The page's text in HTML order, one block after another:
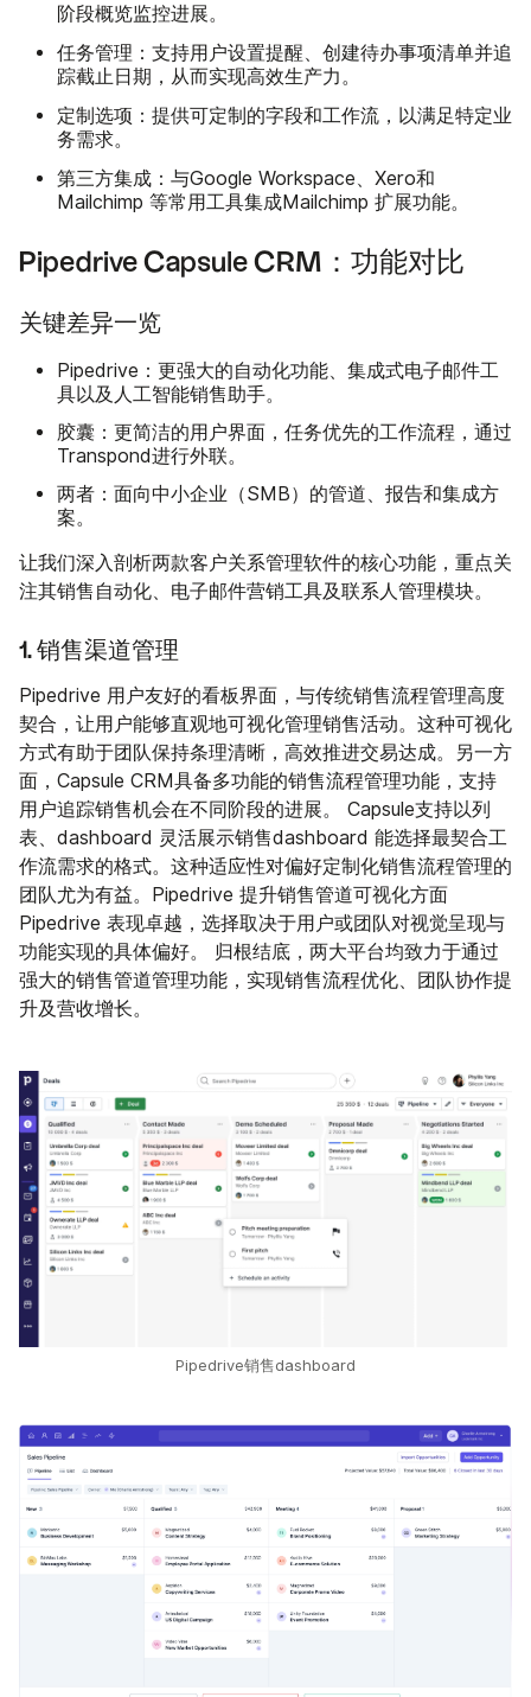
阶段概览监控进展。
任务管理 ：支持用户设置提醒、创建待办事项清单并追
踪截止日期，从而实现高效生产力。
定制选项 ：提供可定制的字段和工作流，以满足特定业
务需求。
第三方集成 ：与Google Workspace、Xero和
Mailchimp 等常用工具集成Mailchimp 扩展功能。
Pipedrive Capsule CRM：功能对比
关键差异一览
Pipedrive：更强大的自动化功能、集成式电子邮件工
具以及人工智能销售助手。
胶囊：更简洁的用户界面，任务优先的工作流程，通过
Transpond进行外联。
两者：面向中小企业（SMB）的管道、报告和集成方
案。
让我们深入剖析两款客户关系管理软件的核心功能，重点关
注其销售自动化、电子邮件营销工具及联系人管理模块。
1. 销售渠道管理
Pipedrive 用户友好的看板界面，与传统销售流程管理高度
契合，让用户能够直观地可视化管理销售活动。这种可视化
方式有助于团队保持条理清晰，高效推进交易达成。另一方
面，Capsule CRM具备多功能的销售流程管理功能，支持
用户追踪销售机会在不同阶段的进展。 Capsule支持以列
表、dashboard 灵活展示销售dashboard 能选择最契合工
作流需求的格式。这种适应性对偏好定制化销售流程管理的
团队尤为有益。Pipedrive 提升销售管道可视化方面
Pipedrive 表现卓越，选择取决于用户或团队对视觉呈现与
功能实现的具体偏好。 归根结底，两大平台均致力于通过
强大的销售管道管理功能，实现销售流程优化、团队协作提
升及营收增长。
Pipedrive销售dashboard